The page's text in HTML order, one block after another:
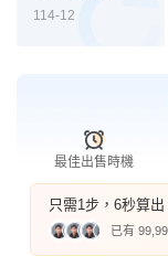
114-12
最佳出售時機
只需1步，6秒算出
已有